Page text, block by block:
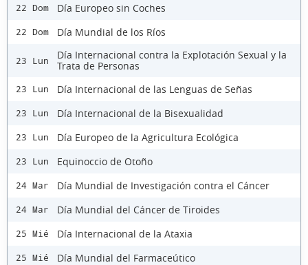
22 Dom Día Europeo sin Coches
22 Dom Día Mundial de los Ríos
23 Lun
Día Internacional contra la Explotación Sexual y la
Trata de Personas
23 Lun Día Internacional de las Lenguas de Señas
23 Lun Día Internacional de la Bisexualidad
23 Lun Día Europeo de la Agricultura Ecológica
23 Lun Equinoccio de Otoño
24 Mar Día Mundial de Investigación contra el Cáncer
24 Mar Día Mundial del Cáncer de Tiroides
25 Mié Día Internacional de la Ataxia
25 Mié Día Mundial del Farmaceútico